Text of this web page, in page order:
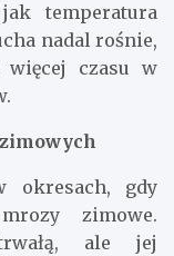
temperatura
nadal rośnie,
więcej czasu w
okresach, gdy
zimowe.
ale jej